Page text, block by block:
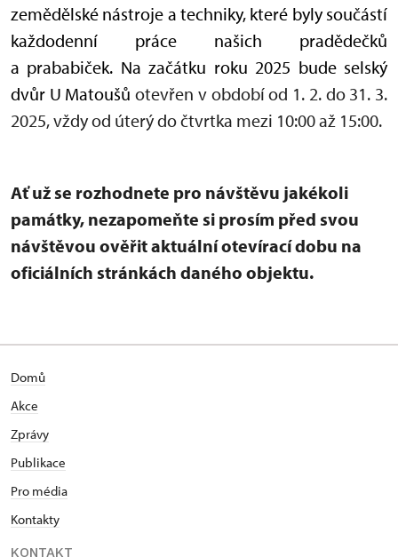
zemědělské nástroje a techniky, které byly součástí
každodenní práce našich pradědečků
a prababiček. Na začátku roku 2025 bude selský
dvůr U Matoušů otevřen v období od 1. 2. do 31. 3.
2025, vždy od úterý do čtvrtka mezi 10:00 až 15:00.
Ať už se rozhodnete pro návštěvu jakékoli
památky, nezapomeňte si prosím před svou
návštěvou ověřit aktuální otevírací dobu na
oficiálních stránkách daného objektu.
Domů
Akce
Zprávy
Publikace
Pro média
Kontakty
KONTAKT